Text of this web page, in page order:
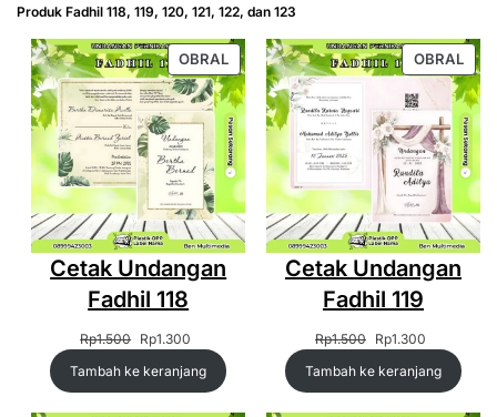
Produk Fadhil 118, 119, 120, 121, 122, dan 123
OBRAL PRODUK
DENGAN
DISKON
Cetak Undangan
Fadhil 118
Rp1.500 Harga
adalah:
Rp1.300
saat
ini
Tambah ke keranjang
OBRAL
Cetak Undangan
Fadhil 119
Rp1.500
Harga
adalah:
Rp1.300
saat
ini
Tambah ke keranjang